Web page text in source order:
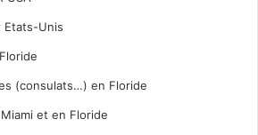
Etats-Unis
(consulats…) en Floride
et en Floride